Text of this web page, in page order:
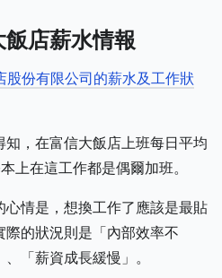
店薪水情報
股份有限公司的薪水及工作狀
，在富信大飯店上班每日平均
上在這工作都是偶爾加班。
情是，想換工作了應該是最貼
的狀況則是「內部效率不
「薪資成長緩慢」。